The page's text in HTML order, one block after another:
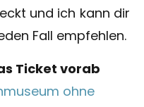
und ich kann dir
Fall empfehlen.
Ticket vorab
ohne